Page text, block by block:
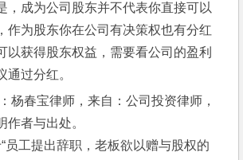
，成为公司股东并不代表你直接可以
作为股东你在公司有决策权也有分红
以获得股东权益，需要看公司的盈利
通过分红。
杨春宝律师，来自：公司投资律师，
作者与出处。
员工提出辞职，老板欲以赠与股权的